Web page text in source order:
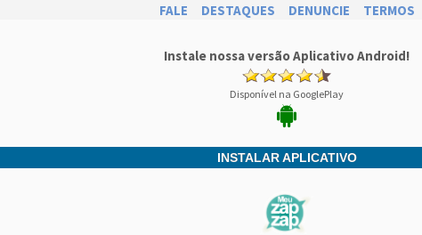
FALE DESTAQUES DENUNCIE TERMOS
Instale nossa versão Aplicativo Android!
Disponível na GooglePlay
INSTALAR APLICATIVO